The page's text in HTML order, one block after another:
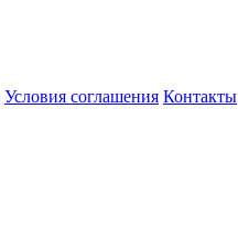
Условия соглашения Контакты